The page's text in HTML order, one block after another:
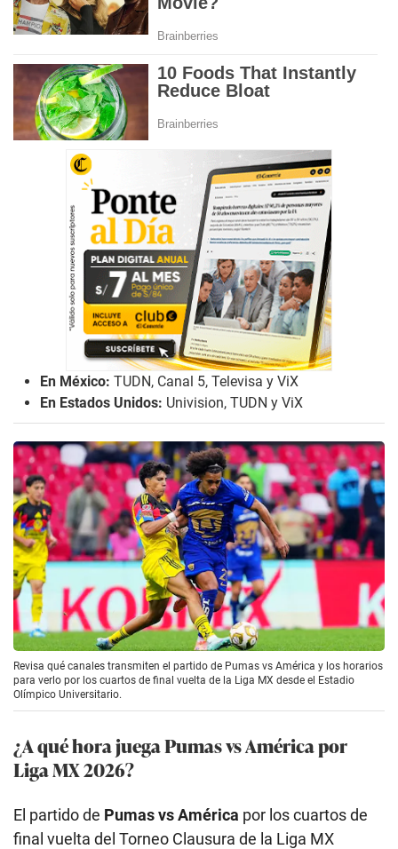
En México: TUDN, Canal 5, Televisa y ViX
En Estados Unidos: Univision, TUDN y ViX
Revisa qué canales transmiten el partido de Pumas vs América y los horarios
para verlo por los cuartos de final vuelta de la Liga MX desde el Estadio
Olímpico Universitario.
¿A qué hora juega Pumas vs América por
Liga MX 2026?
El partido de Pumas vs América por los cuartos de
final vuelta del Torneo Clausura de la Liga MX